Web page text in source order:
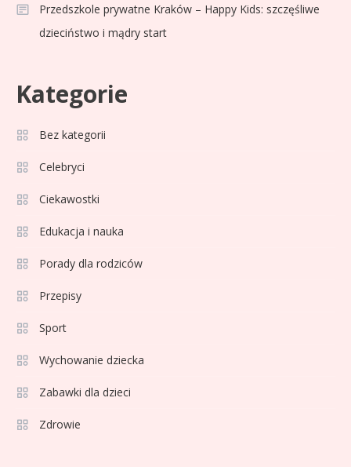
Przedszkole prywatne Kraków – Happy Kids: szczęśliwe
dzieciństwo i mądry start
Kategorie
Bez kategorii
Celebryci
Ciekawostki
Edukacja i nauka
Porady dla rodziców
Przepisy
Sport
Wychowanie dziecka
Zabawki dla dzieci
Zdrowie
strzelców Primera División
Sport
pozycji w Ekstraklasie,
pucharach i statystykach
6 Sport
historyczne dane
1 Wychowanie dziecka
Jak pomóc dziecku przygotować
Górnik Zabrze rankingi – analiza